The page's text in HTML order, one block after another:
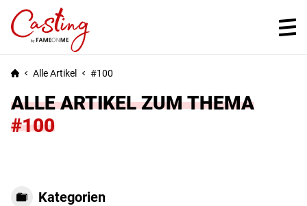
Alle Artikel 100
ALLE ARTIKEL ZUM THEMA
#100
Kategorien